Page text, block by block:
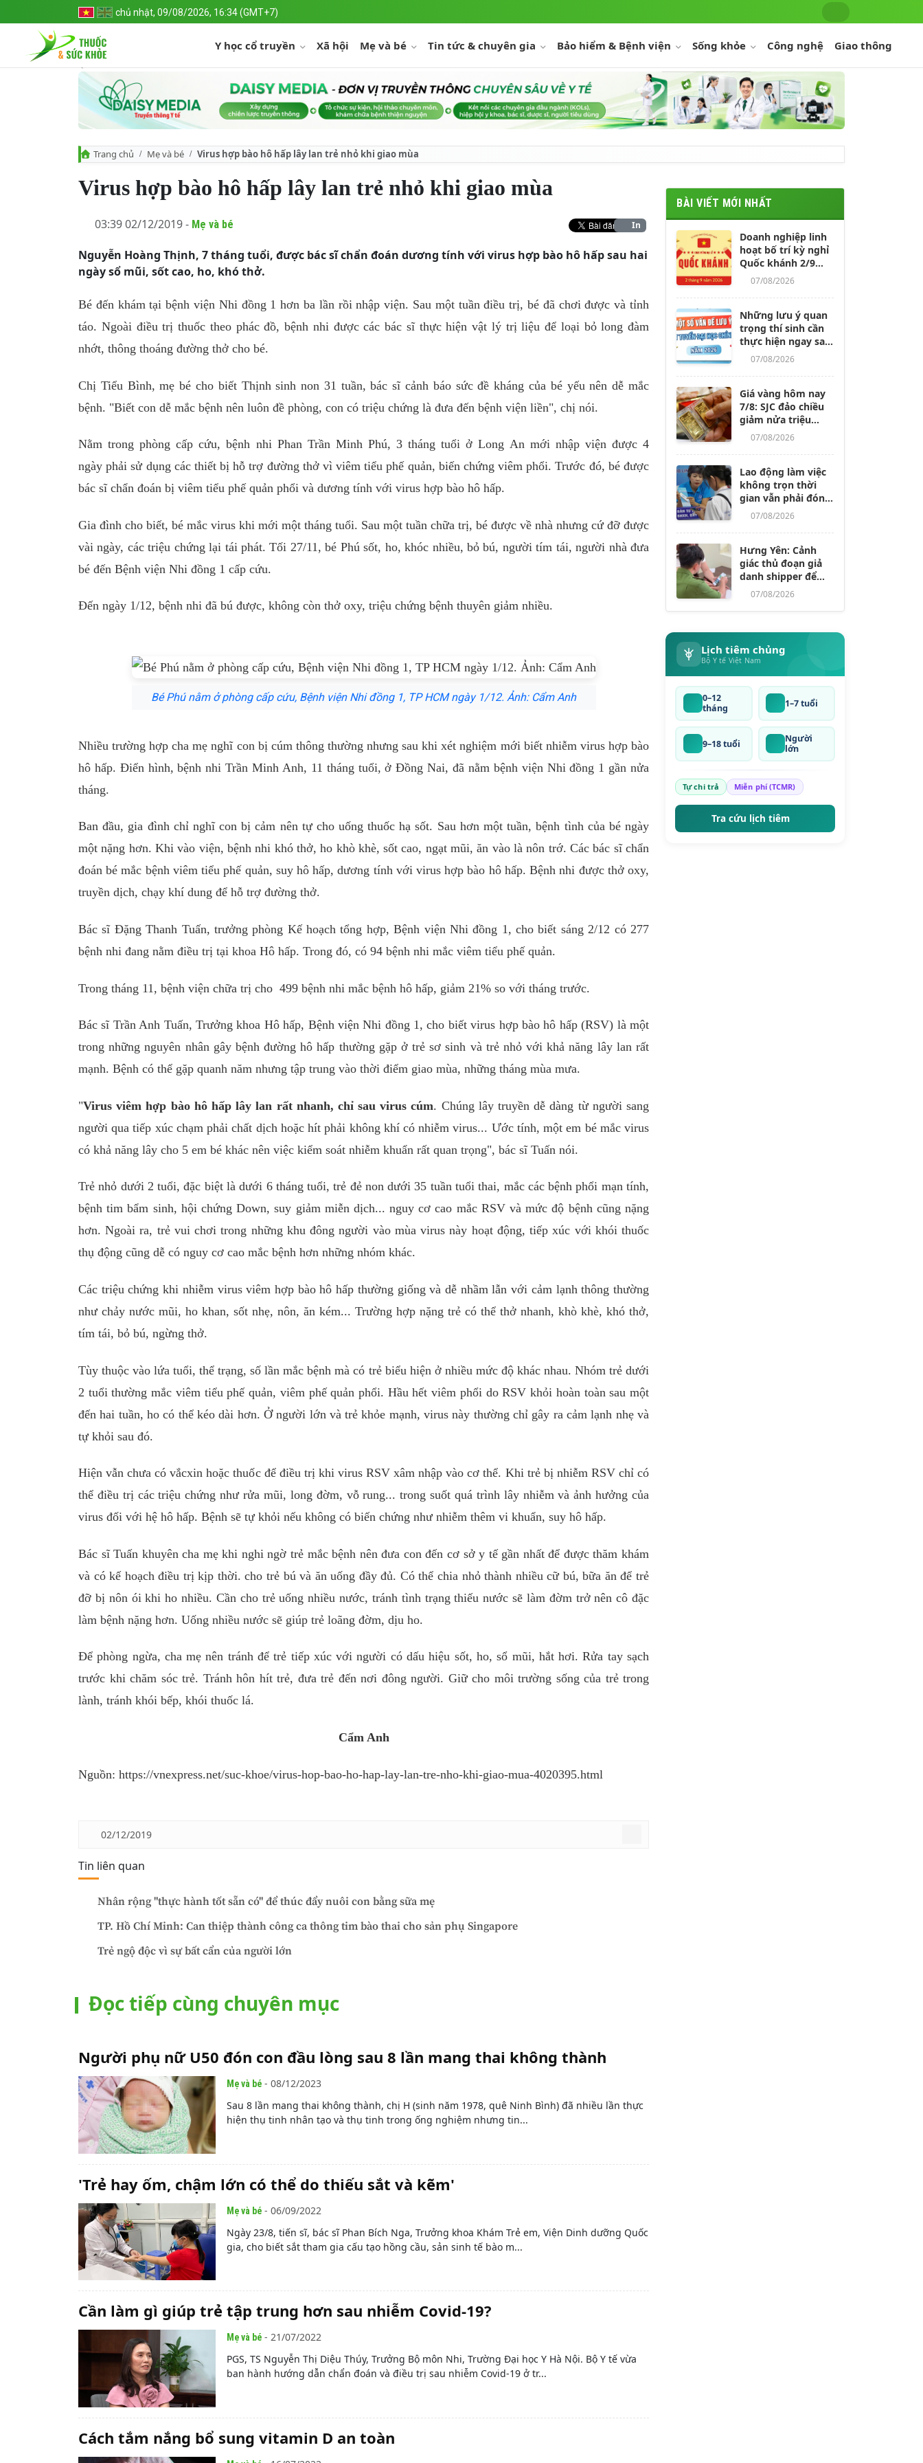
chủ nhật, 09/08/2026, 16:34 (GMT+7)
Y học cổ truyền Xã hội Mẹ và bé Tin tức & chuyên gia Bảo hiểm & Bệnh viện Sống khỏe Công nghệ Giao thông
Trang chủ Mẹ và bé Virus hợp bào hô hấp lây lan trẻ nhỏ khi giao mùa
Virus hợp bào hô hấp lây lan trẻ nhỏ khi giao mùa
03:39 02/12/2019 - Mẹ và bé In
Nguyễn Hoàng Thịnh, 7 tháng tuổi, được bác sĩ chẩn đoán dương tính với virus hợp bào hô hấp sau hai
ngày sổ mũi, sốt cao, ho, khó thở.
Bé đến khám tại bệnh viện Nhi đồng 1 hơn ba lần rồi nhập viện. Sau một tuần điều trị, bé đã chơi được và tỉnh
táo. Ngoài điều trị thuốc theo phác đồ, bệnh nhi được các bác sĩ thực hiện vật lý trị liệu để loại bỏ long đàm
nhớt, thông thoáng đường thở cho bé.
Chị Tiểu Bình, mẹ bé cho biết Thịnh sinh non 31 tuần, bác sĩ cảnh báo sức đề kháng của bé yếu nên dễ mắc
bệnh. "Biết con dễ mắc bệnh nên luôn đề phòng, con có triệu chứng là đưa đến bệnh viện liền", chị nói.
Nằm trong phòng cấp cứu, bệnh nhi Phan Trần Minh Phú, 3 tháng tuổi ở Long An mới nhập viện được 4
ngày phải sử dụng các thiết bị hỗ trợ đường thở vì viêm tiểu phế quản, biến chứng viêm phổi. Trước đó, bé được
bác sĩ chẩn đoán bị viêm tiểu phế quản phổi và dương tính với virus hợp bào hô hấp.
Gia đình cho biết, bé mắc virus khi mới một tháng tuổi. Sau một tuần chữa trị, bé được về nhà nhưng cứ đỡ được
vài ngày, các triệu chứng lại tái phát. Tối 27/11, bé Phú sốt, ho, khóc nhiều, bỏ bú, người tím tái, người nhà đưa
bé đến Bệnh viện Nhi đồng 1 cấp cứu.
Đến ngày 1/12, bệnh nhi đã bú được, không còn thở oxy, triệu chứng bệnh thuyên giảm nhiều.
Bé Phú nằm ở phòng cấp cứu, Bệnh viện Nhi đồng 1, TP HCM ngày 1/12. Ảnh: Cẩm Anh
Nhiều trường hợp cha mẹ nghĩ con bị cúm thông thường nhưng sau khi xét nghiệm mới biết nhiễm virus hợp bào
hô hấp. Điển hình, bệnh nhi Trần Minh Anh, 11 tháng tuổi, ở Đồng Nai, đã nằm bệnh viện Nhi đồng 1 gần nửa
tháng.
Ban đầu, gia đình chỉ nghĩ con bị cảm nên tự cho uống thuốc hạ sốt. Sau hơn một tuần, bệnh tình của bé ngày
một nặng hơn. Khi vào viện, bệnh nhi khó thở, ho khò khè, sốt cao, ngạt mũi, ăn vào là nôn trớ. Các bác sĩ chẩn
đoán bé mắc bệnh viêm tiểu phế quản, suy hô hấp, dương tính với virus hợp bào hô hấp. Bệnh nhi được thở oxy,
truyền dịch, chạy khí dung để hỗ trợ đường thở.
Bác sĩ Đặng Thanh Tuấn, trưởng phòng Kế hoạch tổng hợp, Bệnh viện Nhi đồng 1, cho biết sáng 2/12 có 277
bệnh nhi đang nằm điều trị tại khoa Hô hấp. Trong đó, có 94 bệnh nhi mắc viêm tiểu phế quản.
Trong tháng 11, bệnh viện chữa trị cho 499 bệnh nhi mắc bệnh hô hấp, giảm 21% so với tháng trước.
Bác sĩ Trần Anh Tuấn, Trưởng khoa Hô hấp, Bệnh viện Nhi đồng 1, cho biết virus hợp bào hô hấp (RSV) là một
trong những nguyên nhân gây bệnh đường hô hấp thường gặp ở trẻ sơ sinh và trẻ nhỏ với khả năng lây lan rất
mạnh. Bệnh có thể gặp quanh năm nhưng tập trung vào thời điểm giao mùa, những tháng mùa mưa.
"Virus viêm hợp bào hô hấp lây lan rất nhanh, chỉ sau virus cúm. Chúng lây truyền dễ dàng từ người sang
người qua tiếp xúc chạm phải chất dịch hoặc hít phải không khí có nhiễm virus... Ước tính, một em bé mắc virus
có khả năng lây cho 5 em bé khác nên việc kiểm soát nhiễm khuẩn rất quan trọng", bác sĩ Tuấn nói.
Trẻ nhỏ dưới 2 tuổi, đặc biệt là dưới 6 tháng tuổi, trẻ đẻ non dưới 35 tuần tuổi thai, mắc các bệnh phổi mạn tính,
bệnh tim bẩm sinh, hội chứng Down, suy giảm miễn dịch... nguy cơ cao mắc RSV và mức độ bệnh cũng nặng
hơn. Ngoài ra, trẻ vui chơi trong những khu đông người vào mùa virus này hoạt động, tiếp xúc với khói thuốc
thụ động cũng dễ có nguy cơ cao mắc bệnh hơn những nhóm khác.
Các triệu chứng khi nhiễm virus viêm hợp bào hô hấp thường giống và dễ nhầm lẫn với cảm lạnh thông thường
như chảy nước mũi, ho khan, sốt nhẹ, nôn, ăn kém... Trường hợp nặng trẻ có thể thở nhanh, khò khè, khó thở,
tím tái, bỏ bú, ngừng thở.
Tùy thuộc vào lứa tuổi, thể trạng, số lần mắc bệnh mà có trẻ biểu hiện ở nhiều mức độ khác nhau. Nhóm trẻ dưới
2 tuổi thường mắc viêm tiểu phế quản, viêm phế quản phổi. Hầu hết viêm phổi do RSV khỏi hoàn toàn sau một
đến hai tuần, ho có thể kéo dài hơn. Ở người lớn và trẻ khỏe mạnh, virus này thường chỉ gây ra cảm lạnh nhẹ và
tự khỏi sau đó.
Hiện vẫn chưa có vắcxin hoặc thuốc để điều trị khi virus RSV xâm nhập vào cơ thể. Khi trẻ bị nhiễm RSV chỉ có
thể điều trị các triệu chứng như rửa mũi, long đờm, vỗ rung... trong suốt quá trình lây nhiễm và ảnh hưởng của
virus đối với hệ hô hấp. Bệnh sẽ tự khỏi nếu không có biến chứng như nhiễm thêm vi khuẩn, suy hô hấp.
Bác sĩ Tuấn khuyên cha mẹ khi nghi ngờ trẻ mắc bệnh nên đưa con đến cơ sở y tế gần nhất để được thăm khám
và có kế hoạch điều trị kịp thời. cho trẻ bú và ăn uống đầy đủ. Có thể chia nhỏ thành nhiều cữ bú, bữa ăn để trẻ
đỡ bị nôn ói khi ho nhiều. Cần cho trẻ uống nhiều nước, tránh tình trạng thiếu nước sẽ làm đờm trở nên cô đặc
làm bệnh nặng hơn. Uống nhiều nước sẽ giúp trẻ loãng đờm, dịu ho.
Để phòng ngừa, cha mẹ nên tránh để trẻ tiếp xúc với người có dấu hiệu sốt, ho, sổ mũi, hắt hơi. Rửa tay sạch
trước khi chăm sóc trẻ. Tránh hôn hít trẻ, đưa trẻ đến nơi đông người. Giữ cho môi trường sống của trẻ trong
lành, tránh khói bếp, khói thuốc lá.
Cẩm Anh
Nguồn: https://vnexpress.net/suc-khoe/virus-hop-bao-ho-hap-lay-lan-tre-nho-khi-giao-mua-4020395.html
02/12/2019
Tin liên quan
Nhân rộng "thực hành tốt sẵn có" để thúc đẩy nuôi con bằng sữa mẹ
TP. Hồ Chí Minh: Can thiệp thành công ca thông tim bào thai cho sản phụ Singapore
Trẻ ngộ độc vì sự bất cẩn của người lớn
Đọc tiếp cùng chuyên mục
Người phụ nữ U50 đón con đầu lòng sau 8 lần mang thai không thành
Mẹ và bé - 08/12/2023
Sau 8 lần mang thai không thành, chị H (sinh năm 1978, quê Ninh Bình) đã nhiều lần thực
hiện thụ tinh nhân tạo và thụ tinh trong ống nghiệm nhưng tin...
'Trẻ hay ốm, chậm lớn có thể do thiếu sắt và kẽm'
Mẹ và bé - 06/09/2022
Ngày 23/8, tiến sĩ, bác sĩ Phan Bích Nga, Trưởng khoa Khám Trẻ em, Viện Dinh dưỡng Quốc
gia, cho biết sắt tham gia cấu tạo hồng cầu, sản sinh tế bào m...
Cần làm gì giúp trẻ tập trung hơn sau nhiễm Covid-19?
Mẹ và bé - 21/07/2022
PGS, TS Nguyễn Thị Diệu Thúy, Trưởng Bộ môn Nhi, Trường Đại học Y Hà Nội. Bộ Y tế vừa
ban hành hướng dẫn chẩn đoán và điều trị sau nhiễm Covid-19 ở tr...
Cách tắm nắng bổ sung vitamin D an toàn
BÀI VIẾT MỚI NHẤT
Doanh nghiệp linh
hoạt bố trí kỳ nghỉ
Quốc khánh 2/9
kéo dài 4-5 ngày
07/08/2026
Những lưu ý quan
trọng thí sinh cần
thực hiện ngay sau
khi các trường
chuẩn
07/08/2026
Giá vàng hôm nay
7/8: SJC đảo chiều
giảm nửa triệu
đồng/lượng
07/08/2026
Lao động làm việc
không trọn thời
gian vẫn phải đóng
BHXH, dù nghỉ
ngày trở lên
07/08/2026
Hưng Yên: Cảnh
giác thủ đoạn giả
danh shipper để
lừa đảo, chiếm
07/08/2026
Lịch tiêm chủng
Bộ Y tế Việt Nam
0–12
tháng
1–7 tuổi
9–18 tuổi
Người
lớn
Tự chi trả Miễn phí (TCMR)
Tra cứu lịch tiêm